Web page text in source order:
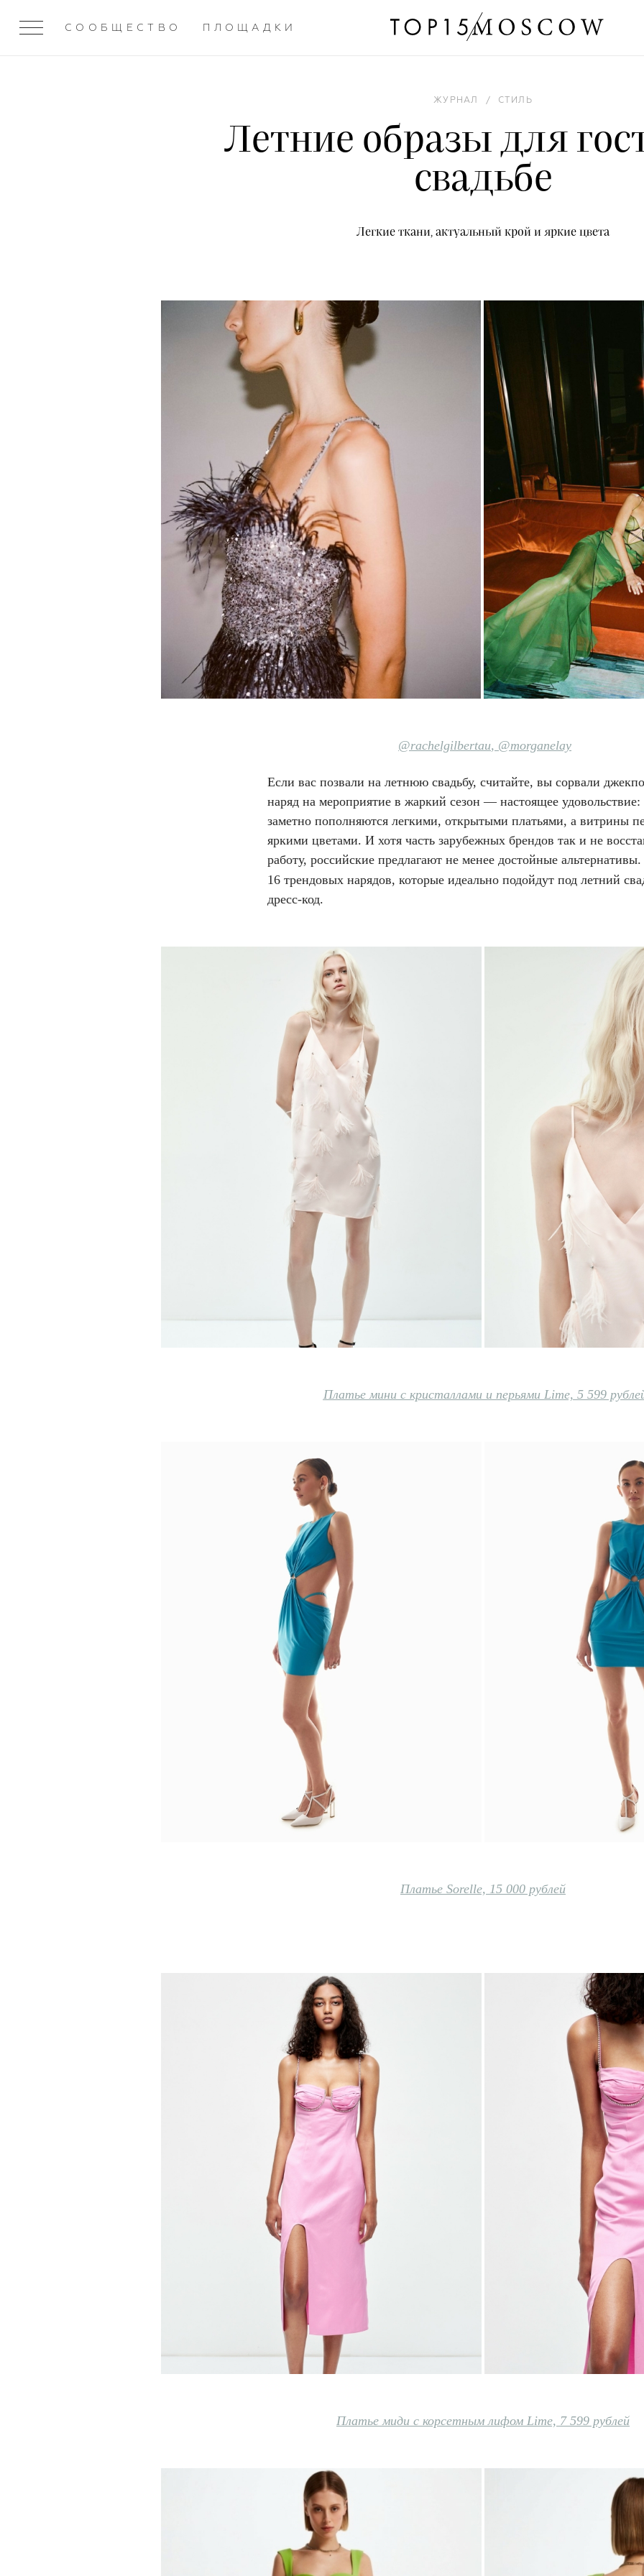
СООБЩЕСТВО ПЛОЩАДКИ
ЖУРНАЛ / СТИЛЬ
Летние образы для
свадьбе
Легкие ткани, актуальный крой и яркие цвета
@rachelgilbertau, @morganelay
Если вас позвали на летнюю свадьбу, считайте, вы сорвали
наряд на мероприятие в жаркий сезон — настоящее удовольствие:
заметно пополняются легкими, открытыми платьями, а витрины
яркими цветами. И хотя часть зарубежных брендов так и не
работу, российские предлагают не менее достойные
16 трендовых нарядов, которые идеально подойдут под летний
дресс-код.
Платье мини с кристаллами и перьями Lime, 5 599
Платье Sorelle, 15 000 рублей
Платье миди с корсетным лифом Lime, 7 599 рублей